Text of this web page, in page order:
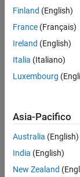
Finland (English)
France (Français)
Ireland (English)
Italia (Italiano)
Luxembourg
Asia-Pacifico
Australia (English)
India (English)
New Zealand